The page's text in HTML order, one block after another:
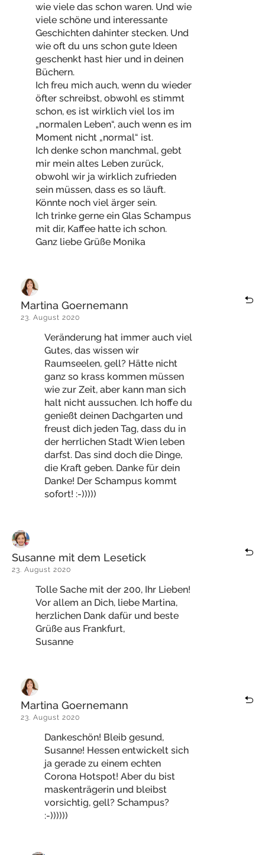
wie viele das schon waren. Und wie
viele schöne und interessante
Geschichten dahinter stecken. Und
wie oft du uns schon gute Ideen
geschenkt hast hier und in deinen
Büchern.
Ich freu mich auch, wenn du wieder
öfter schreibst, obwohl es stimmt
schon, es ist wirklich viel los im
„normalen Leben“, auch wenn es im
Moment nicht „normal“ ist.
Ich denke schon manchmal, gebt
mir mein altes Leben zurück,
obwohl wir ja wirklich zufrieden
sein müssen, dass es so läuft.
Könnte noch viel ärger sein.
Ich trinke gerne ein Glas Schampus
mit dir, Kaffee hatte ich schon.
Ganz liebe Grüße Monika
Martina Goernemann
23. August 2020
Veränderung hat immer auch viel
Gutes, das wissen wir
Raumseelen, gell? Hätte nicht
ganz so krass kommen müssen
wie zur Zeit, aber kann man sich
halt nicht aussuchen. Ich hoffe du
genießt deinen Dachgarten und
freust dich jeden Tag, dass du in
der herrlichen Stadt Wien leben
darfst. Das sind doch die Dinge,
die Kraft geben. Danke für dein
Danke! Der Schampus kommt
sofort! :-)))))
Susanne mit dem Lesetick
23. August 2020
Tolle Sache mit der 200, Ihr Lieben!
Vor allem an Dich, liebe Martina,
herzlichen Dank dafür und beste
Grüße aus Frankfurt,
Susanne
Martina Goernemann
23. August 2020
Dankeschön! Bleib gesund,
Susanne! Hessen entwickelt sich
ja gerade zu einem echten
Corona Hotspot! Aber du bist
maskenträgerin und bleibst
vorsichtig, gell? Schampus?
:-))))))